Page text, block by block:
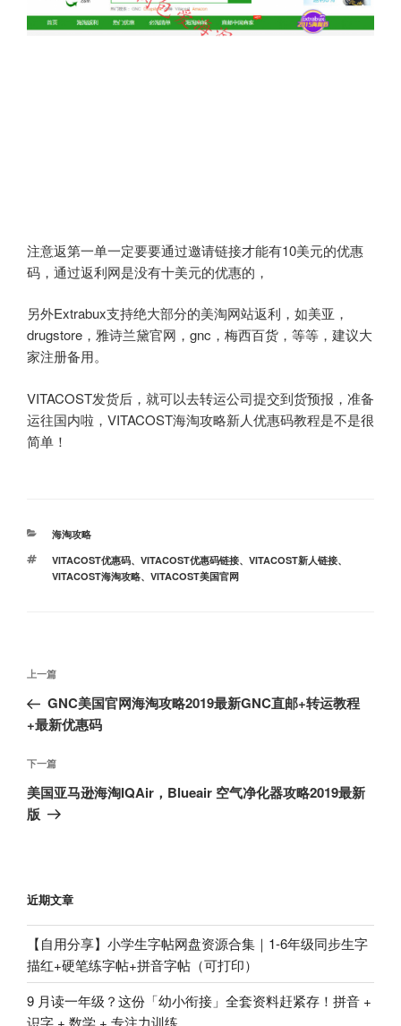
注意返第一单一定要要通过邀请链接才能有10美元的优惠
码，通过返利网是没有十美元的优惠的，
另外Extrabux支持绝大部分的美淘网站返利，如美亚，
drugstore，雅诗兰黛官网，gnc，梅西百货，等等，建议大
家注册备用。
VITACOST发货后，就可以去转运公司提交到货预报，准备
运往国内啦，VITACOST海淘攻略新人优惠码教程是不是很
简单！
分
海淘攻略
标
签
VITACOST优惠码、 VITACOST优惠码链接、 VITACOST新人链接、
VITACOST海淘攻略、 VITACOST美国官网
文
导
航
上
一
篇
章
上一篇
GNC美国官网海淘攻略2019最新GNC直邮+转运教程
+最新优惠码
下
一
篇
下一篇
美国亚马逊海淘IQAir，Blueair 空气净化器攻略2019最新
版
近期文章
【自用分享】小学生字帖网盘资源合集｜1-6年级同步生字
描红+硬笔练字帖+拼音字帖（可打印）
9 月读一年级？这份「幼小衔接」全套资料赶紧存！拼音 +
识字 + 数学 + 专注力训练